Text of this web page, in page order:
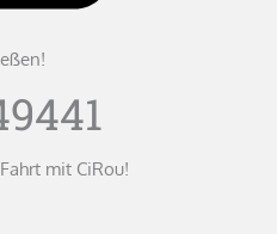
mit CiRou!